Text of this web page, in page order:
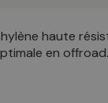
haute
en offroad.